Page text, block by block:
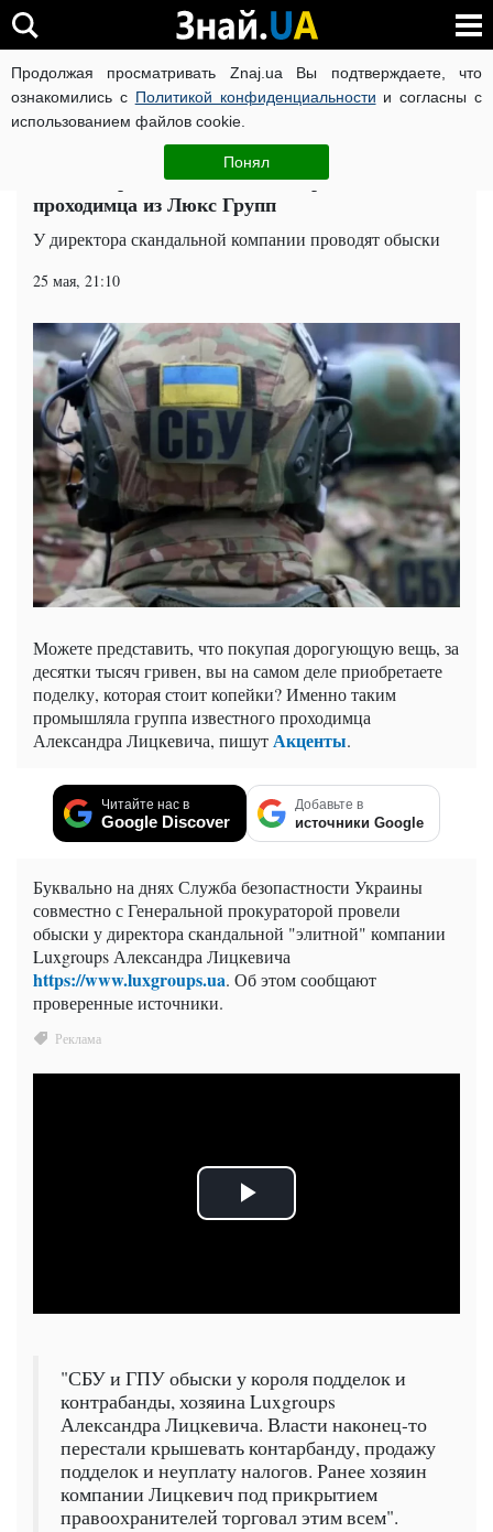
Продолжая просматривать Znaj.ua Вы подтверждаете, что
ознакомились с Политикой конфиденциальности и согласны с
использованием файлов cookie.
Понял
ВОЙНА РОССИИ ПРОТИВ УКРАИНЫ КОРОНАВИРУС В
Компромат ЧИТАТИ УКРАЇНСЬКОЮ
Александр Лицкевич: СБУ добралась до
проходимца из Люкс Групп
У директора скандальной компании проводят обыски
25 мая, 21:10
Можете представить, что покупая дорогующую вещь, за
десятки тысяч гривен, вы на самом деле приобретаете
поделку, которая стоит копейки? Именно таким
промышляла группа известного проходимца
Александра Лицкевича, пишутАкценты.
Читайте нас в
Google Discover
Добавьте в
источники Google
Буквально на днях Служба безопастности Украины
совместно с Генеральной прокураторой провели
обыски у директора скандальной "элитной" компании
Luxgroups Александра Лицкевича
https://www.luxgroups.ua. Об этом сообщают
проверенные источники.
"СБУ и ГПУ обыски у короля подделок и
контрабанды, хозяина Luxgroups
Александра Лицкевича. Власти наконец-то
перестали крышевать контарбанду, продажу
подделок и неуплату налогов. Ранее хозяин
компании Лицкевич под прикрытием
правоохранителей торговал этим всем".